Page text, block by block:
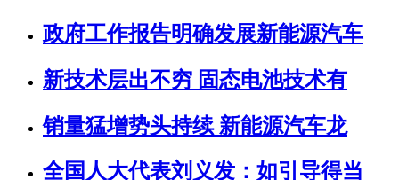
政府工作报告明确发展新能源汽车
新技术层出不穷 固态电池技术有
销量猛增势头持续 新能源汽车龙
全国人大代表刘义发：如引导得当